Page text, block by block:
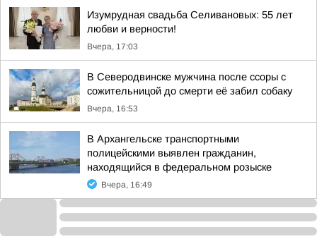
Изумрудная свадьба Селивановых: 55 лет
любви и верности!
Вчера, 17:03
В Северодвинске мужчина после ссоры с
сожительницой до смерти её забил собаку
Вчера, 16:53
В Архангельске транспортными
полицейскими выявлен гражданин,
находящийся в федеральном розыске
Вчера, 16:49